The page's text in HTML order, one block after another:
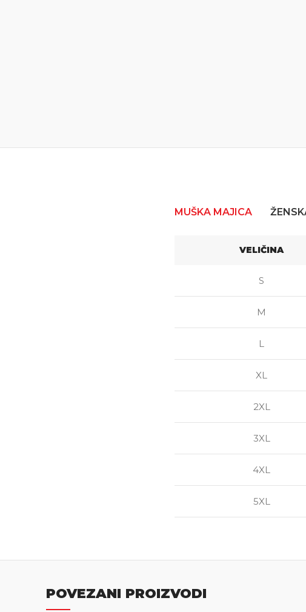
MUŠKA MAJICA
VELIČINA
S
M
L
XL
2XL
3XL
4XL
5XL
POVEZANI PROIZVODI